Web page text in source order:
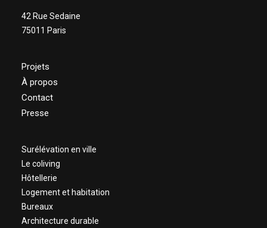
42 Rue Sedaine
75011 Paris
Projets
À propos
Contact
Presse
Surélévation en ville
Le coliving
Hôtellerie
Logement et habitation
Bureaux
Architecture durable